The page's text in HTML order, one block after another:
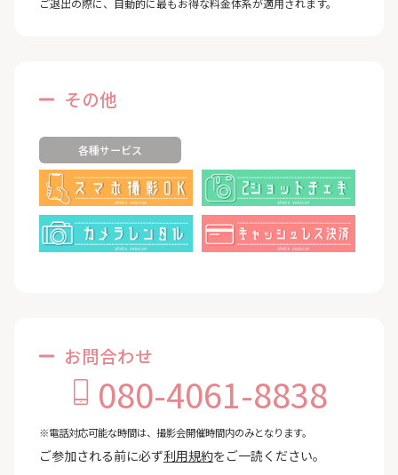
ご退出の際に、自動的に最もお得な料金体系が適用されます。
その他
各種サービス
お問合わせ
080-4061-8838
※電話対応可能な時間は、撮影会開催時間内のみとなります。
ご参加される前に必ず利用規約をご一読ください。